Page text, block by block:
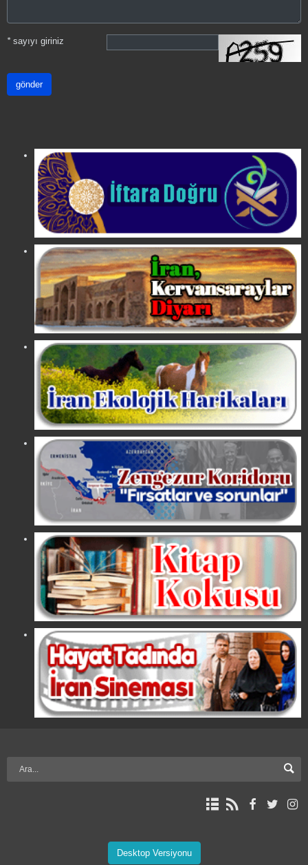
*sayıyı giriniz
gönder
Desktop Versiyonu